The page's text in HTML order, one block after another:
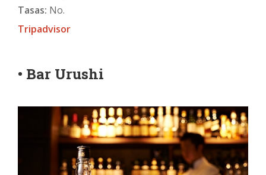
Tasas: No.
Tripadvisor
• Bar Urushi